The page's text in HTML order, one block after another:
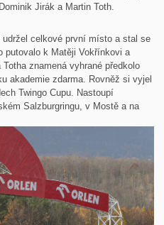
Jirák a Martin Toth.
celkové první místo a stal se
putovalo k Matěji Vokřínkovi a
znamená vyhrané předkolo
akademie zdarma. Rovněž si vyjel
Twingo Cupu. Nastoupí
Salzburgringu, v Mostě a na